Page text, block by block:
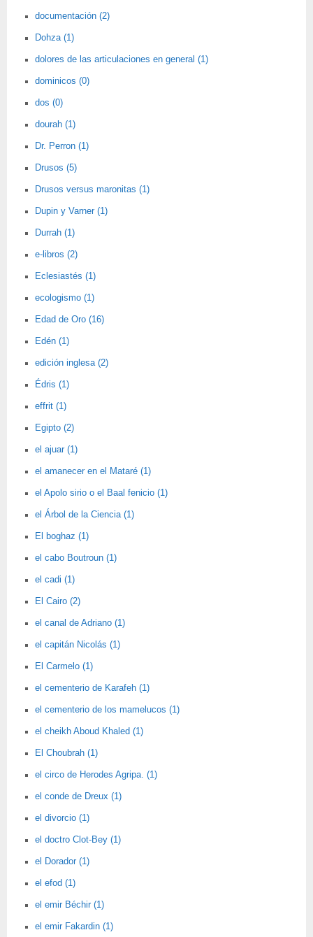
documentación (2)
Dohza (1)
dolores de las articulaciones en general (1)
dominicos (0)
dos (0)
dourah (1)
Dr. Perron (1)
Drusos (5)
Drusos versus maronitas (1)
Dupin y Varner (1)
Durrah (1)
e-libros (2)
Eclesiastés (1)
ecologismo (1)
Edad de Oro (16)
Edén (1)
edición inglesa (2)
Édris (1)
effrit (1)
Egipto (2)
el ajuar (1)
el amanecer en el Mataré (1)
el Apolo sirio o el Baal fenicio (1)
el Árbol de la Ciencia (1)
El boghaz (1)
el cabo Boutroun (1)
el cadi (1)
El Cairo (2)
el canal de Adriano (1)
el capitán Nicolás (1)
El Carmelo (1)
el cementerio de Karafeh (1)
el cementerio de los mamelucos (1)
el cheikh Aboud Khaled (1)
El Choubrah (1)
el circo de Herodes Agripa. (1)
el conde de Dreux (1)
el divorcio (1)
el doctro Clot-Bey (1)
el Dorador (1)
el efod (1)
el emir Béchir (1)
el emir Fakardin (1)